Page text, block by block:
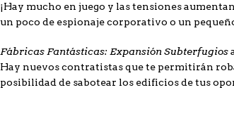
¡Hay mucho en juego y las tensiones
un poco de espionaje corporativo o un
Fábricas Fantásticas: Expansión Subterfugios
Hay nuevos contratistas que te permitirán
posibilidad de sabotear los edificios de tus